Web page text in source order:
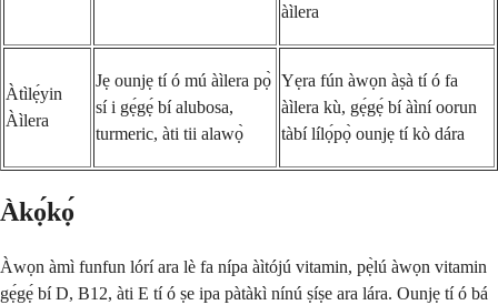
àìlera
Àtìlẹ́yin
Àìlera
Jẹ ounjẹ tí ó mú àìlera pọ̀
sí i gẹ́gẹ́ bí alubosa,
turmeric, àti tii alawọ̀
Yẹra fún àwọn àṣà tí ó fa
àìlera kù, gẹ́gẹ́ bí àìní oorun
tàbí lílọ́pọ̀ ounjẹ tí kò dára
Àkọ́kọ́
Àwọn àmì funfun lórí ara lè fa nípa àìtójú vitamin, pẹ̀lú àwọn vitamin
gẹ́gẹ́ bí D, B12, àti E tí ó ṣe ipa pàtàkì nínú ṣíṣe ara lára. Ounjẹ tí ó bá